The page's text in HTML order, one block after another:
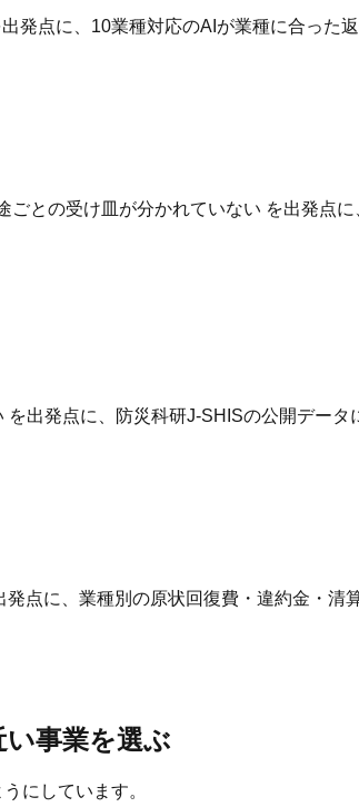
発点に、10業種対応のAIが業種に合った
との受け皿が分かれていない を出発点
出発点に、防災科研J-SHISの公開デー
点に、業種別の原状回復費・違約金・清
事業を選ぶ
にしています。